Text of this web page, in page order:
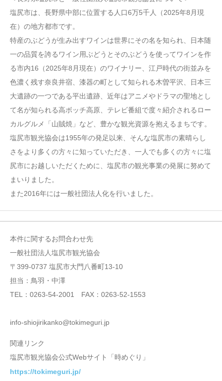
塩尻市は、長野県中部に位置する人口6万5千人（2025年8月現
在）の地方都市です。
特産のぶどうが生み出すワインは世界にその名を知られ、日本随
一の品質を誇るワイン用ぶどうとそのぶどうを使ってワインを作
る市内16（2025年8月現在）のワイナリー、江戸時代の街並みを
色濃く残す奈良井宿、漆器の町として知られる木曽平沢、日本三
大遺跡の一つである平出遺跡、近年はアニメやドラマの聖地とし
て名が知られる高ボッチ高原、テレビ番組で度々紹介されるロー
カルグルメ「山賊焼」など、豊かな観光資源を抱えるまちです。
塩尻市観光協会は1955年の発足以来、そんな塩尻市の素晴らし
さをより多くの方々に知っていただき、一人でも多くの方々に塩
尻市にお越しいただくために、塩尻市の観光事業の発展に努めて
まいりました。
また2016年には一般社団法人化を行いました。
本件に関するお問合わせ先
一般社団法人塩尻市観光協会
〒399-0737 塩尻市大門八番町13-10
担当：鳥羽・中澤
TEL：0263-54-2001 FAX：0263-52-1553
info-shiojirikanko@tokimeguri.jp
関連リンク
塩尻市観光協会公式Webサイト「時めぐり」
https://tokimeguri.jp/